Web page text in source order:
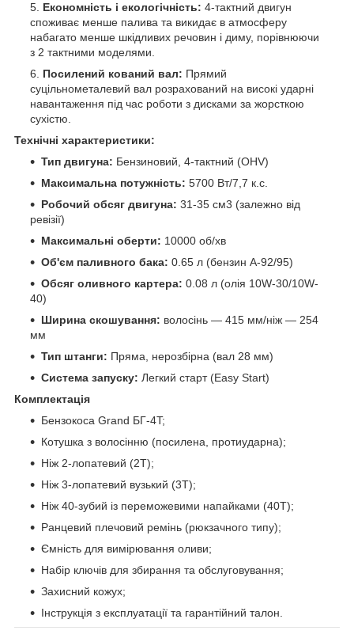
Економність і екологічність: 4-тактний двигун
споживає менше палива та викидає в атмосферу
набагато менше шкідливих речовин і диму, порівнюючи
з 2 тактними моделями.
Посилений кований вал: Прямий
суцільнометалевий вал розрахований на високі ударні
навантаження під час роботи з дисками за жорсткою
сухістю.
Технічні характеристики:
Тип двигуна: Бензиновий, 4-тактний (OHV)
Максимальна потужність: 5700 Вт/7,7 к.с.
Робочий обсяг двигуна: 31-35 см3 (залежно від
ревізії)
Максимальні оберти: 10000 об/хв
Об'єм паливного бака: 0.65 л (бензин А-92/95)
Обсяг оливного картера: 0.08 л (олія 10W-30/10W-
40)
Ширина скошування: волосінь — 415 мм/ніж — 254
мм
Тип штанги: Пряма, нерозбірна (вал 28 мм)
Система запуску: Легкий старт (Easy Start)
Комплектація
Бензокоса Grand БГ-4T;
Котушка з волосінню (посилена, протиударна);
Ніж 2-лопатевий (2T);
Ніж 3-лопатевий вузький (3T);
Ніж 40-зубий із переможевими напайками (40T);
Ранцевий плечовий ремінь (рюкзачного типу);
Ємність для вимірювання оливи;
Набір ключів для збирання та обслуговування;
Захисний кожух;
Інструкція з експлуатації та гарантійний талон.